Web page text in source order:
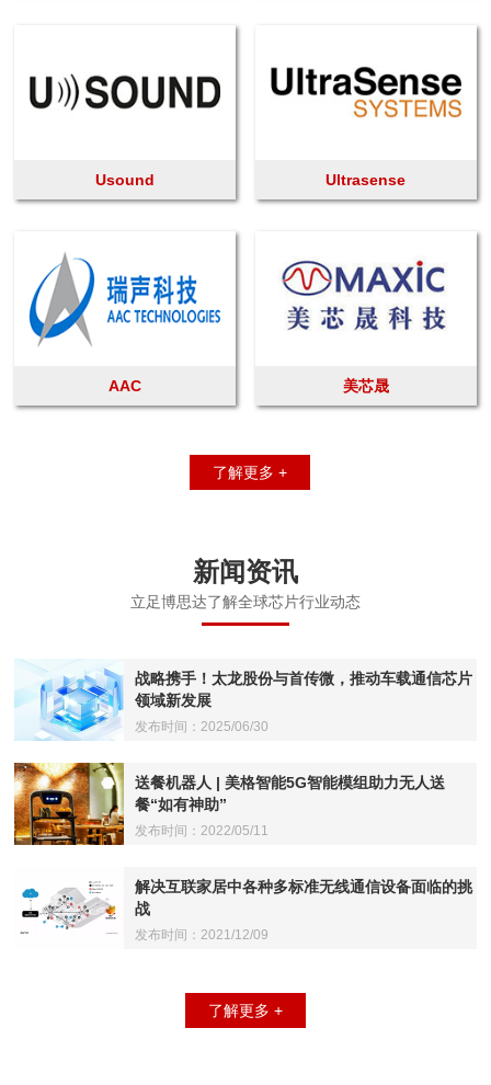
Usound Ultrasense
AAC 美芯晟
了解更多 +
新闻资讯
立足博思达了解全球芯片行业动态
战略携手！太龙股份与首传微，推动车载通信芯片
领域新发展
发布时间：2025/06/30
送餐机器人 | 美格智能5G智能模组助力无人送
餐“如有神助”
发布时间：2022/05/11
解决互联家居中各种多标准无线通信设备面临的挑
战
发布时间：2021/12/09
了解更多 +